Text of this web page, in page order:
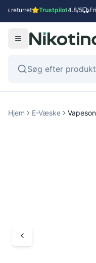
returret Trustpilot4.8/5 Fri
Hjem E-Væske